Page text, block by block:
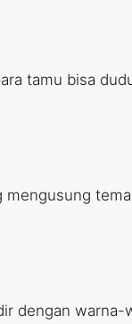
tamu bisa
dengan warna-